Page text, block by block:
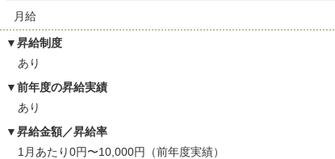
月給
昇給制度
あり
前年度の昇給実績
あり
昇給金額／昇給率
1月あたり0円〜10,000円（前年度実績）